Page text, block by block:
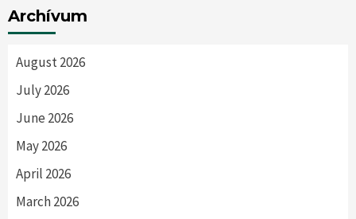
Archívum
August 2026
July 2026
June 2026
May 2026
April 2026
March 2026